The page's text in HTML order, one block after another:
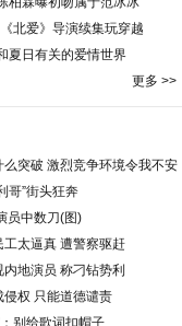
北爱》导演续集玩穿越
夏日有关的爱情世界
更多 >>
突破 激烈竞争环境令我不安
哥”街头狂奔
员中数刀(图)
太逼真 遭警察驱赶
地演员 称刁钻势利
权 只能道德谴责
别给歌词扣帽子